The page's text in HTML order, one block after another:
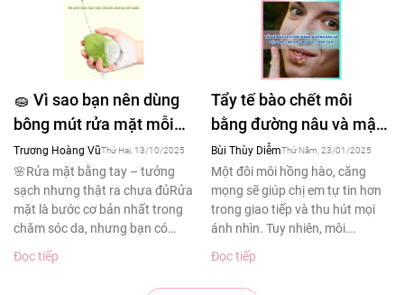
🧽 Vì sao bạn nên dùng
bông mút rửa mặt mỗi
ngày – Bí quyết làm
sạch sâu cho làn da
khỏe đẹp
Trương Hoàng VũThứ Hai, 13/10/2025
🌸Rửa mặt bằng tay – tưởng
sạch nhưng thật ra chưa đủRửa
mặt là bước cơ bản nhất trong
chăm sóc da, nhưng bạn có
biết?Theo...
Đọc tiếp
Tẩy tế bào chết môi
bằng đường nâu và mật
ong tạm biệt đôi môi
thâm sạm
Bùi Thùy DiễmThứ Năm, 23/01/2025
Một đôi môi hồng hào, căng
mọng sẽ giúp chị em tự tin hơn
trong giao tiếp và thu hút mọi
ánh nhìn. Tuy nhiên, môi...
Đọc tiếp